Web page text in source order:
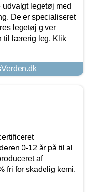
udvalgt legetøj med
De er specialiseret
legetøj giver
til lærerig leg. Klik
0-12 år på til al
af
fri for skadelig kemi.